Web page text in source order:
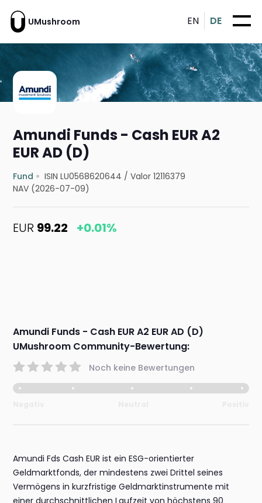
UMushroom EN DE
Amundi Funds - Cash EUR A2
EUR AD (D)
Fund ISIN LU0568620644 /Valor 12116379
NAV (2026-07-09)
EUR 99.22 +0.01%
Amundi Funds - Cash EUR A2 EUR AD (D)
UMushroom Community-Bewertung:
Noch keine Bewertungen
Amundi Fds Cash EUR ist ein ESG-orientierter
Geldmarktfonds, der mindestens zwei Drittel seines
Vermögens in kurzfristige Geldmarktinstrumente mit